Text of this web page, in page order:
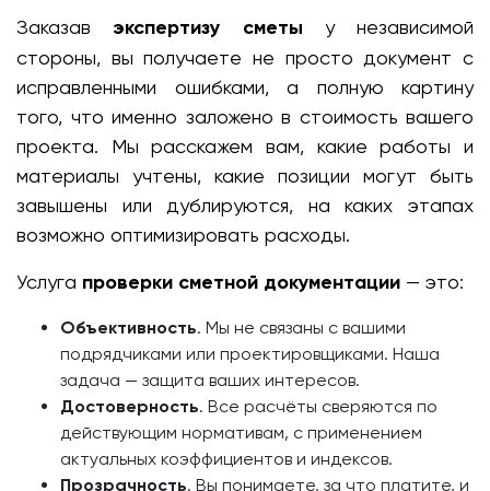
Заказав экспертизу сметы у независимой
стороны, вы получаете не просто документ с
исправленными ошибками, а полную картину
того, что именно заложено в стоимость вашего
проекта. Мы расскажем вам, какие работы и
материалы учтены, какие позиции могут быть
завышены или дублируются, на каких этапах
возможно оптимизировать расходы.
Услуга проверки сметной документации — это:
Объективность. Мы не связаны с вашими
подрядчиками или проектировщиками. Наша
задача — защита ваших интересов.
Достоверность. Все расчёты сверяются по
действующим нормативам, с применением
актуальных коэффициентов и индексов.
Прозрачность. Вы понимаете, за что платите, и